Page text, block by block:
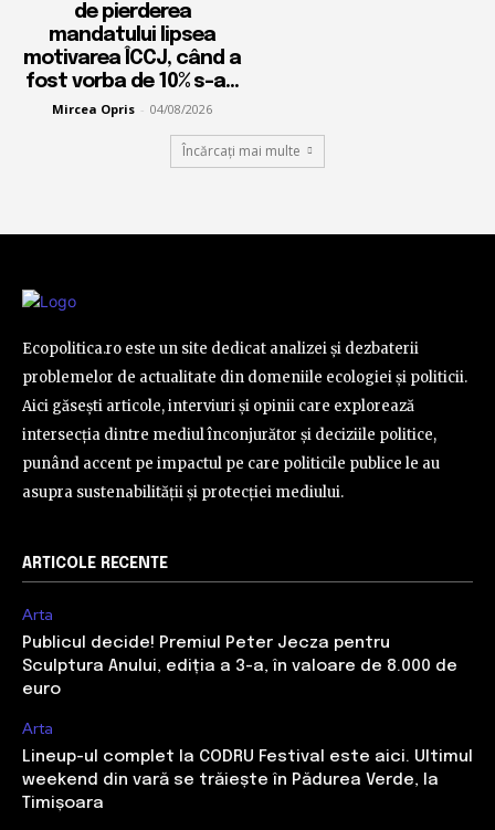
de pierderea
mandatului lipsea
motivarea ÎCCJ, când a
fost vorba de 10% s-a...
Mircea Opris - 04/08/2026
Încărcați mai multe
Ecopolitica.ro este un site dedicat analizei și dezbaterii
problemelor de actualitate din domeniile ecologiei și politicii.
Aici găsești articole, interviuri și opinii care explorează
intersecția dintre mediul înconjurător și deciziile politice,
punând accent pe impactul pe care politicile publice le au
asupra sustenabilității și protecției mediului.
ARTICOLE RECENTE
Arta
Publicul decide! Premiul Peter Jecza pentru
Sculptura Anului, ediția a 3-a, în valoare de 8.000 de
euro
Arta
Lineup-ul complet la CODRU Festival este aici. Ultimul
weekend din vară se trăiește în Pădurea Verde, la
Timișoara